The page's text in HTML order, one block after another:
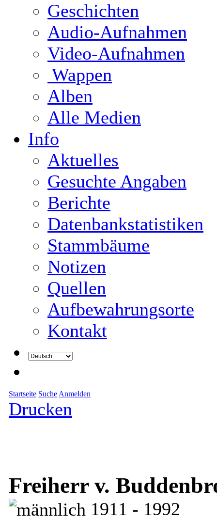
Geschichten
Audio-Aufnahmen
Video-Aufnahmen
Wappen
Alben
Alle Medien
Info
Aktuelles
Gesuchte Angaben
Berichte
Datenbankstatistiken
Stammbäume
Notizen
Quellen
Aufbewahrungsorte
Kontakt
Startseite Suche Anmelden
Drucken
Freiherr v.
1911 - 1992